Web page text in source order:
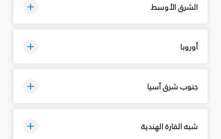
الشرق الأوسط
أوروبا
جنوب شرق آسيا
شبه القارة الهندية